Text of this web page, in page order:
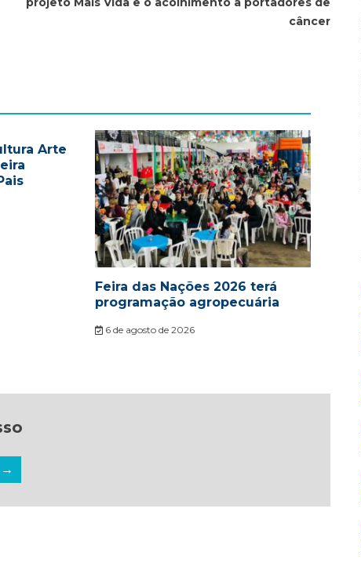
câncer
Arte
Feira das Nações 2026 terá
programação agropecuária
6 de agosto de 2026
→